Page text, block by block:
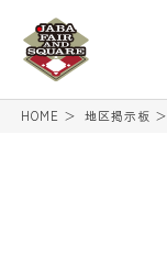
HOME 地区掲示板